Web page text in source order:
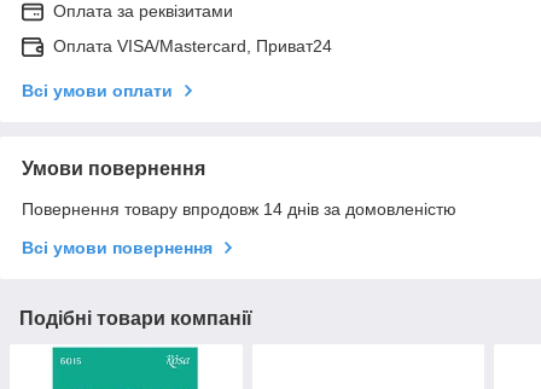
Оплата за реквізитами
Оплата VISA/Mastercard, Приват24
Всі умови оплати
Умови повернення
Повернення товару впродовж 14 днів за домовленістю
Всі умови повернення
Подібні товари компанії